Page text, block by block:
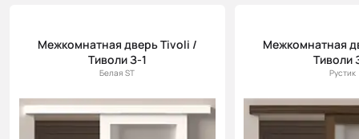
Цена (убыв.)
Cначала
скидки
Межкомнатная дверь Tivoli /
Тиволи З-1
Белая ST
Межкомнатная
Тиволи
Рустик